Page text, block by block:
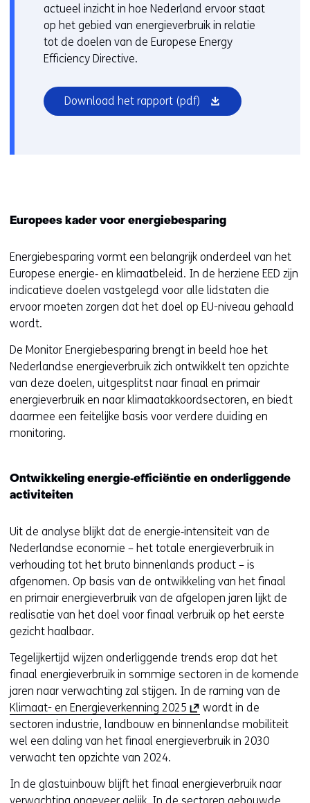
actueel inzicht in hoe Nederland ervoor staat
op het gebied van energieverbruik in relatie
tot de doelen van de Europese Energy
Efficiency Directive.
Download het rapport (pdf) (opent
in
Europees kader voor energiebesparing
Energiebesparing vormt een belangrijk onderdeel van het
Europese energie‑ en klimaatbeleid. In de herziene EED zijn
indicatieve doelen vastgelegd voor alle lidstaten die
ervoor moeten zorgen dat het doel op EU-niveau gehaald
wordt.
De Monitor Energiebesparing brengt in beeld hoe het
Nederlandse energieverbruik zich ontwikkelt ten opzichte
van deze doelen, uitgesplitst naar finaal en primair
energieverbruik en naar klimaatakkoordsectoren, en biedt
daarmee een feitelijke basis voor verdere duiding en
monitoring.
Ontwikkeling energie‑efficiëntie en onderliggende
activiteiten
Uit de analyse blijkt dat de energie‑intensiteit van de
Nederlandse economie – het totale energieverbruik in
verhouding tot het bruto binnenlands product – is
afgenomen. Op basis van de ontwikkeling van het finaal
en primair energieverbruik van de afgelopen jaren lijkt de
realisatie van het doel voor finaal verbruik op het eerste
gezicht haalbaar.
Tegelijkertijd wijzen onderliggende trends erop dat het
finaal energieverbruik in sommige sectoren in de komende
jaren naar verwachting zal stijgen. In de raming van de
Klimaat- en Energieverkenning 2025 (
o
p
t
wordt in de
sectoren industrie, landbouw en binnenlandse mobiliteit
wel een daling van het finaal energieverbruik in 2030
verwacht ten opzichte van 2024.
In de glastuinbouw blijft het finaal energieverbruik naar